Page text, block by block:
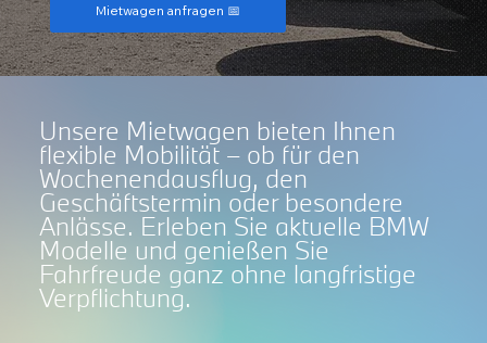
Mietwagen anfragen 📅
Unsere Mietwagen bieten Ihnen
flexible Mobilität – ob für den
Wochenendausflug, den
Geschäftstermin oder besondere
Anlässe. Erleben Sie aktuelle BMW
Modelle und genießen Sie
Fahrfreude ganz ohne langfristige
Verpflichtung.